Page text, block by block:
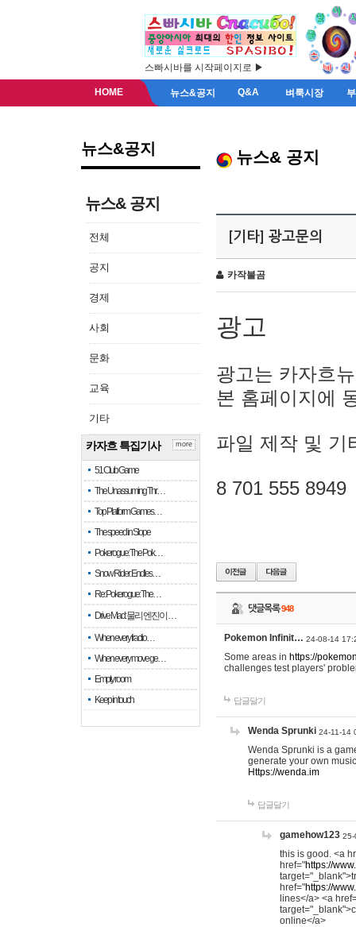
스빠시바를 시작페이지로 ▶
HOME 뉴스&공지 Q&A 벼룩시장
뉴스&공지
뉴스& 공지
전체
공지
경제
사회
문화
교육
기타
카자흐 특집기사
51 Club Game
The Unassuming Thr…
Top Platform Games…
The speed in Slope
Pokerogue: The Pok…
Snow Rider: Endles…
Re: Pokerogue: The…
Drive Mad: 물리 엔진이 …
When every fractio…
When every move ge…
Empty room
Keep in touch
more
뉴스& 공지
[기타] 광고문의
카작불곰
광고
광고는 카자흐
본 홈페이지에
파일 제작 및 기
8 701 555 8949
댓글목록948
Pokemon Infinit… 24-08-14
Some areas in https://
challenges test players'
답글달기
Wenda Sprunki 24-11-14
Wenda Sprunki is a
generate your own
Https://wenda.im
답글달기
gamehow123 25-
this is good. <a
href="https://
href="https://
lines</a> <a
online</a>